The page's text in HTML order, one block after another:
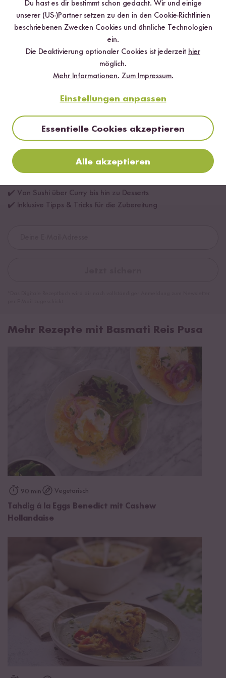
Digitales Rezeptbuch per E-Mail
✔️ Von Sushi über Curry bis hin zu Desserts
✔️ Inklusive Tipps & Tricks für die Zubereitung
Mehr Rezepte mit Basmati Reis Pusa
90 min Vegetarisch
Tahdig á la Eggs Benedict mit Cashew
Hollandaise
Du hast es dir bestimmt schon gedacht. Wir und einige
unserer (US-)Partner setzen zu den in den Cookie-Richtlinien
beschriebenen Zwecken Cookies und ähnliche Technologien
ein.
Die Deaktivierung optionaler Cookies ist jederzeit hier
möglich.
Mehr Informationen. Zum Impressum.
Einstellungen anpassen
Essentielle Cookies akzeptieren
Alle akzeptieren